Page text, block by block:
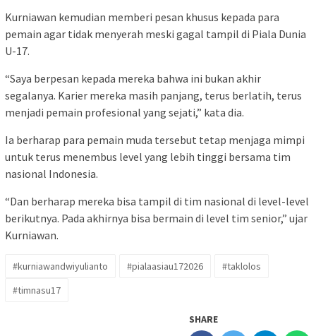
Kurniawan kemudian memberi pesan khusus kepada para
pemain agar tidak menyerah meski gagal tampil di Piala Dunia
U-17.
“Saya berpesan kepada mereka bahwa ini bukan akhir
segalanya. Karier mereka masih panjang, terus berlatih, terus
menjadi pemain profesional yang sejati,” kata dia.
Ia berharap para pemain muda tersebut tetap menjaga mimpi
untuk terus menembus level yang lebih tinggi bersama tim
nasional Indonesia.
“Dan berharap mereka bisa tampil di tim nasional di level-level
berikutnya. Pada akhirnya bisa bermain di level tim senior,” ujar
Kurniawan.
#kurniawandwiyulianto #pialaasiau172026
#taklolos
#timnasu17
SHARE